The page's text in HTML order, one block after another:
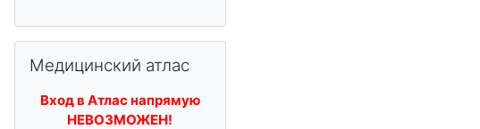
Медицинский атлас
Вход в Атлас напрямую
НЕВОЗМОЖЕН!